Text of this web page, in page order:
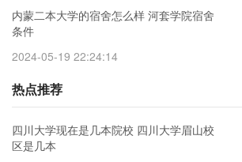
内蒙二本大学的宿舍怎么样 河套学院宿舍
条件
2024-05-19 22:24:14
热点推荐
四川大学现在是几本院校 四川大学眉山校
区是几本